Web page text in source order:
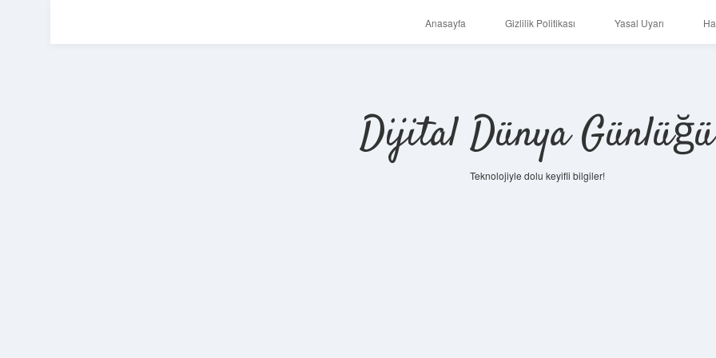
Anasayfa Gizlilik Politikası Yasal Uyarı
Dijital Dünya Günlüğü
Teknolojiyle dolu keyifli bilgiler!